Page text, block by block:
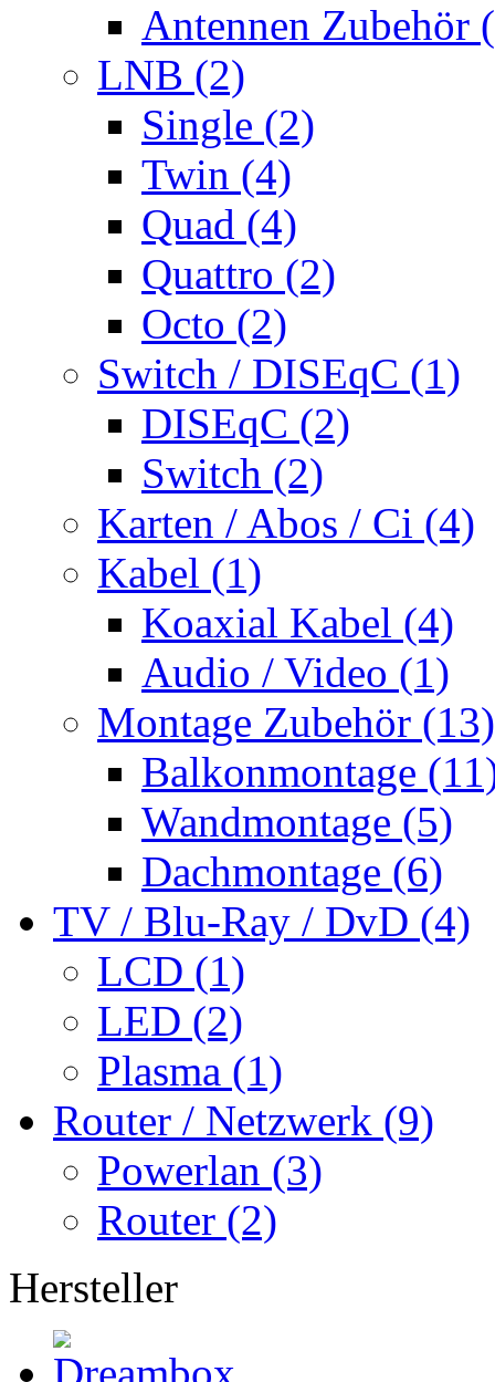
Antennen Zubehör
LNB (2)
Single (2)
Twin (4)
Quad (4)
Quattro (2)
Octo (2)
Switch / DISEqC (1)
DISEqC (2)
Switch (2)
Karten / Abos / Ci (4)
Kabel (1)
Koaxial Kabel (4)
Audio / Video (1)
Montage Zubehör (13)
Balkonmontage
Wandmontage (5)
Dachmontage (6)
TV / Blu-Ray / DvD (4)
LCD (1)
LED (2)
Plasma (1)
Router / Netzwerk (9)
Powerlan (3)
Router (2)
Hersteller